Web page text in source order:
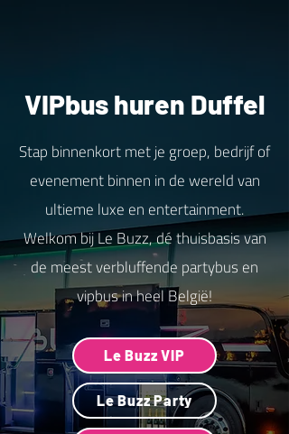
VIPbus huren Duffel
Stap binnenkort met je groep, bedrijf of
evenement binnen in de wereld van
ultieme luxe en entertainment.
Welkom bij Le Buzz, dé thuisbasis van
de meest verbluffende partybus en
vipbus in heel België!
Le Buzz VIP
Le Buzz Party